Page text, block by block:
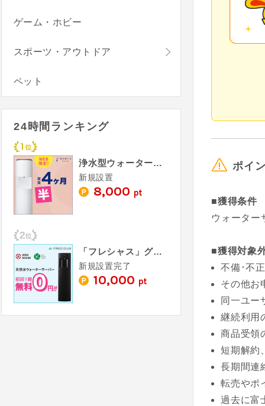
ポイ
■獲得条件
ウォーター
■獲得対象
不備･不
その他お
同一ユー
継続利用
商品受領
短期解約
長期間連
転売やポ
過去に富
ゲーム・ホビー
スポーツ・アウトドア
ペット
24時間ランキング
浄水型ウォーターサーバー every frecious（エブリィフレシャス）
新規設置
8,000 pt
「フレシャス」グッドデザイン賞受賞の天然水ウォーターサーバー
新規設置完了
10,000 pt